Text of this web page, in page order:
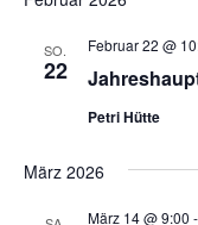
SO.
22
Februar 22 @
Petri Hütte
März 2026
März 14 @ 9:00 -